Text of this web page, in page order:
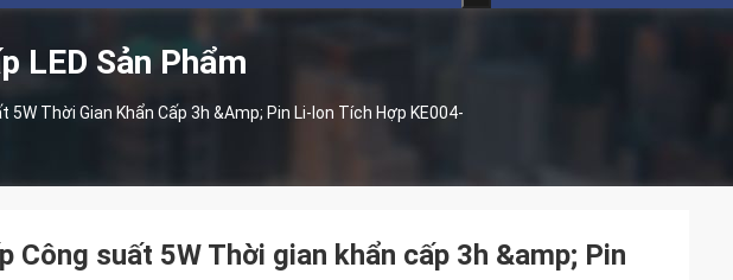
LED Sản Phẩm
5W Thời Gian Khẩn Cấp 3h &amp; Pin Li-Ion Tích Hợp KE004-
Công suất 5W Thời gian khẩn cấp 3h &amp; Pin